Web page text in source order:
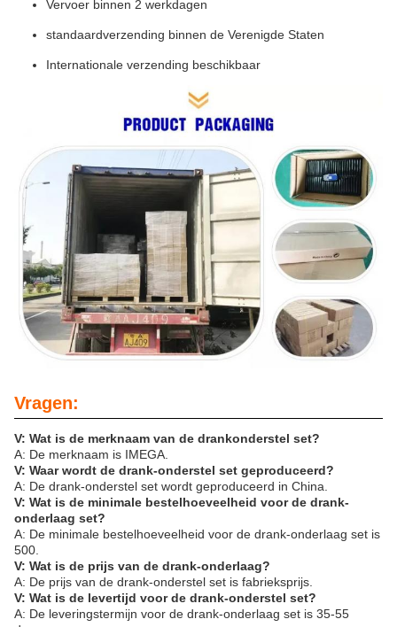
Vervoer binnen 2 werkdagen
standaardverzending binnen de Verenigde Staten
Internationale verzending beschikbaar
Vragen:
V: Wat is de merknaam van de drankonderstel set?
A: De merknaam is IMEGA.
V: Waar wordt de drank-onderstel set geproduceerd?
A: De drank-onderstel set wordt geproduceerd in China.
V: Wat is de minimale bestelhoeveelheid voor de drank-
onderlaag set?
A: De minimale bestelhoeveelheid voor de drank-onderlaag set is
500.
V: Wat is de prijs van de drank-onderlaag?
A: De prijs van de drank-onderstel set is fabrieksprijs.
V: Wat is de levertijd voor de drank-onderstel set?
A: De leveringstermijn voor de drank-onderlaag set is 35-55